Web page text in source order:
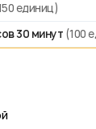
единиц)
30 минут (100